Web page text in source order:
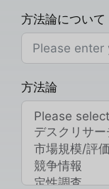
方法論について
方法論